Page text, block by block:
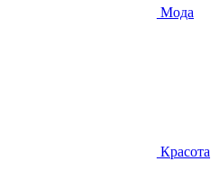
Мода
Красота